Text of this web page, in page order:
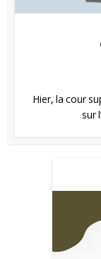
Hier, la cour
sur